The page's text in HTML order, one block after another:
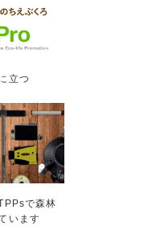
立つ
で森林
います